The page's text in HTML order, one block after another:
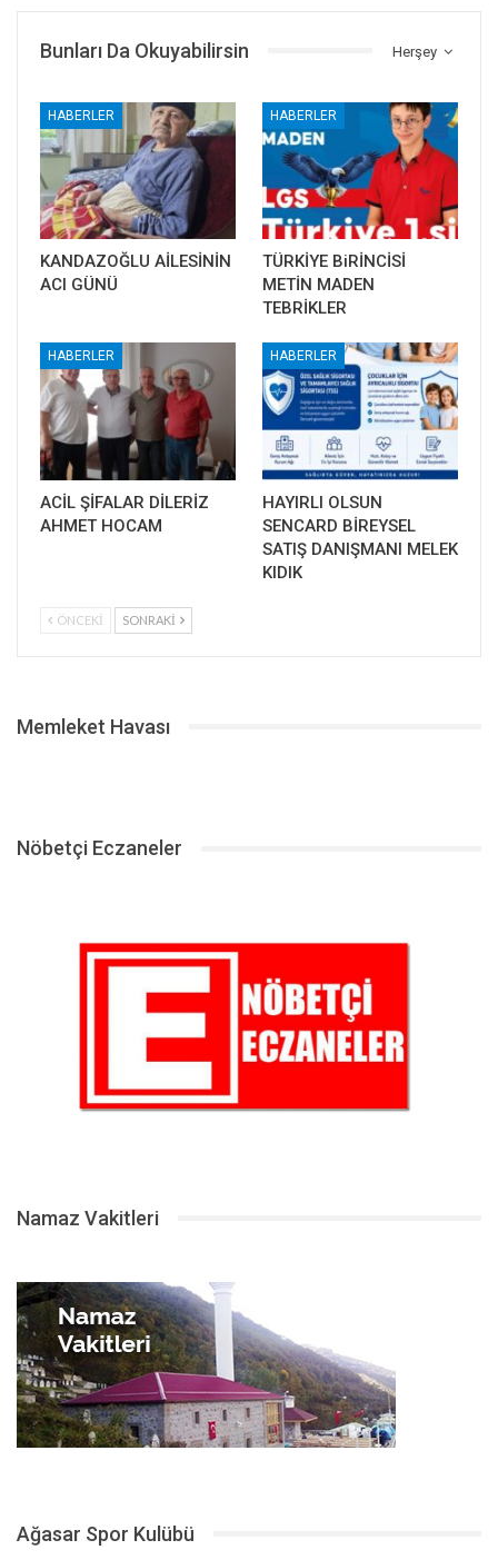
Herşey
Bunları Da Okuyabilirsin
HABERLER
KANDAZOĞLU AİLESİNİN
ACI GÜNÜ
HABERLER
TÜRKİYE BiRİNCİSİ
METİN MADEN
TEBRİKLER
HABERLER
ACİL ŞİFALAR DİLERİZ
AHMET HOCAM
HABERLER
HAYIRLI OLSUN
SENCARD BİREYSEL
SATIŞ DANIŞMANI MELEK
KIDIK
ÖNCEKI SONRAKI
Memleket Havası
Nöbetçi Eczaneler
Namaz Vakitleri
Ağasar Spor Kulübü